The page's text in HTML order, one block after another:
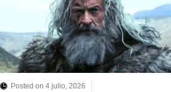
Posted on 4 julio, 2026